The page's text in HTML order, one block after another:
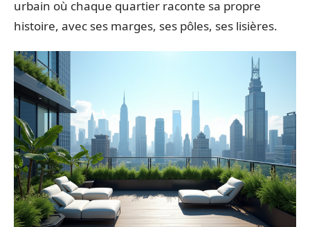
urbain où chaque quartier raconte sa propre
histoire, avec ses marges, ses pôles, ses lisières.